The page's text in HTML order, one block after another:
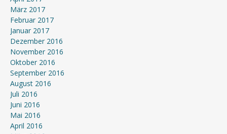
März 2017
Februar 2017
Januar 2017
Dezember 2016
November 2016
Oktober 2016
September 2016
August 2016
Juli 2016
Juni 2016
Mai 2016
April 2016